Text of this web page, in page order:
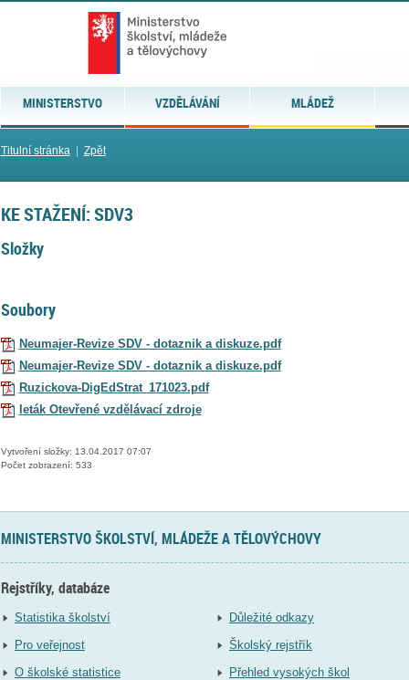
MINISTERSTVO VZDĚLÁVÁNÍ MLÁDEŽ
Titulní stránka| Zpět
KE STAŽENÍ: SDV3
Složky
Soubory
Neumajer-Revize SDV - dotaznik a diskuze.pdf
Neumajer-Revize SDV - dotaznik a diskuze.pdf
Ruzickova-DigEdStrat_171023.pdf
leták Otevřené vzdělávací zdroje
Vytvoření složky: 13.04.2017 07:07
Počet zobrazení: 533
MINISTERSTVO ŠKOLSTVÍ, MLÁDEŽE A TĚLOVÝCHOVY
Rejstříky, databáze
Statistika školství
Pro veřejnost
O školské statistice
Důležité odkazy
Školský rejstřík
Přehled vysokých škol